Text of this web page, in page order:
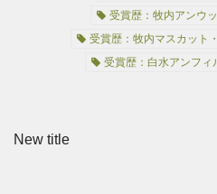
受賞歴：牧内アンウ
受賞歴：牧内マスカット
受賞歴：白水アンフィ
New title